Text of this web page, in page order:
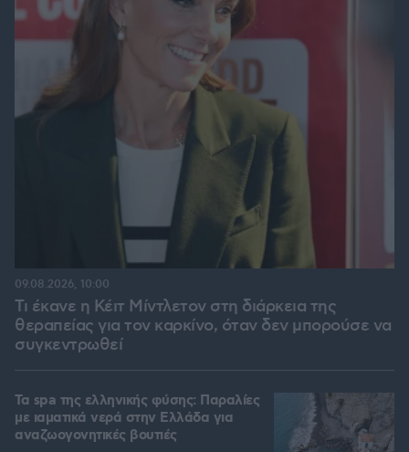
Τι έκανε η Κέιτ Μίντλετον στη διάρκεια της
θεραπείας για τον καρκίνο, όταν δεν μπορούσε να
συγκεντρωθεί
09.08.2026, 10:00
Τα spa της ελληνικής φύσης: Παραλίες
με ιαματικά νερά στην Ελλάδα για
αναζωογονητικές βουτιές